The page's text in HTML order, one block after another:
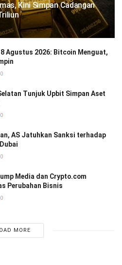
Kini Simpan Cadangan
Agustus 2026: Bitcoin Menguat,
0
Tunjuk Upbit Simpan Aset
0
AS Jatuhkan Sanksi terhadap
0
Media dan Crypto.com
Perubahan Bisnis
0
MORE